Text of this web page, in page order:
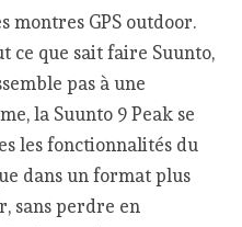
montres GPS outdoor.
ce que sait faire Suunto,
pas à une
la Suunto 9 Peak se
les fonctionnalités du
dans un format plus
sans perdre en